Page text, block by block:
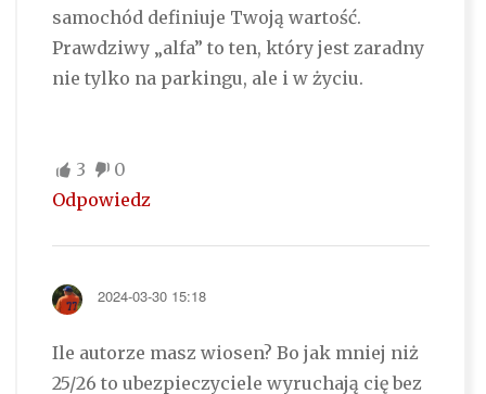
samochód definiuje Twoją wartość.
Prawdziwy „alfa” to ten, który jest zaradny
nie tylko na parkingu, ale i w życiu.
3
0
Odpowiedz
2024-03-30 15:18
Ile autorze masz wiosen? Bo jak mniej niż
25/26 to ubezpieczyciele wyruchają cię bez